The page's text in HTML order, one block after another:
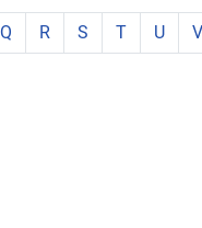
Buchstabe:
mit Buchstabe:
mit Buchstabe:
Elemente mit
Q zeige Elemente mit
R zeige Elemente
S zeige
T zeige
U V